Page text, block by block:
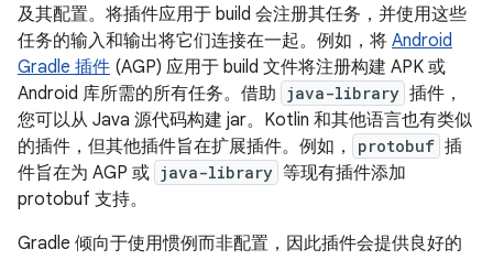
及其配置。将插件应用于 build 会注册其任务，并使用这些
任务的输入和输出将它们连接在一起。例如，将 Android
Gradle 插件 (AGP) 应用于 build 文件将注册构建 APK 或
Android 库所需的所有任务。借助 java-library 插件，
您可以从 Java 源代码构建 jar。Kotlin 和其他语言也有类似
的插件，但其他插件旨在扩展插件。例如，
protobuf 插
件旨在为 AGP 或 java-library 等现有插件添加
protobuf 支持。
Gradle 倾向于使用惯例而非配置，因此插件会提供良好的